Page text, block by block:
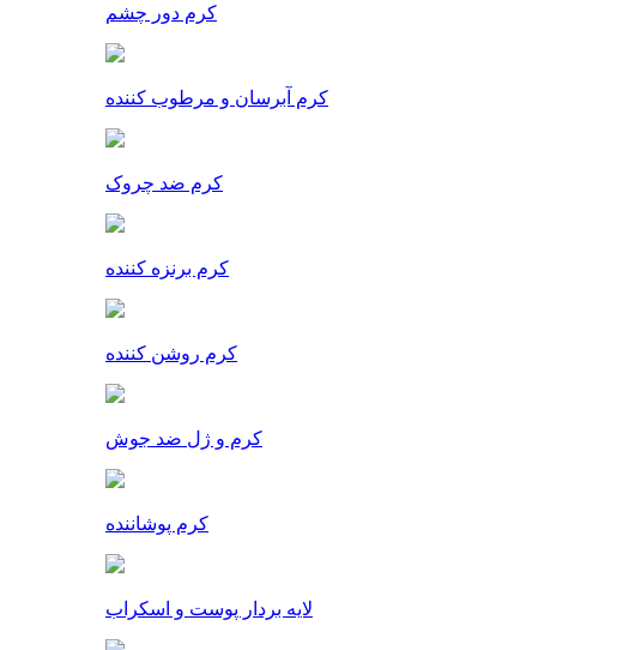
کرم دور چشم
کرم آبرسان و مرطوب کننده
کرم ضد چروک
کرم برنزه کننده
کرم روشن کننده
کرم و ژل ضد جوش
کرم پوشاننده
لایه بردار پوست و اسکراب